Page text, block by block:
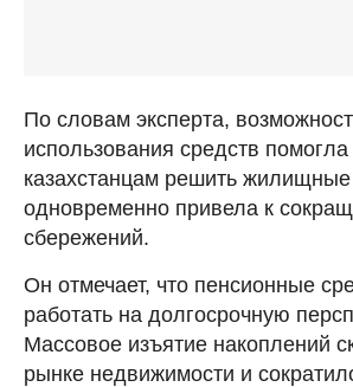
По словам эксперта,
использования средств
казахстанцам решить
одновременно привела к
сбережений.
Он отмечает, что пенсионные
работать на долгосрочную
Массовое изъятие накоплений
рынке недвижимости и